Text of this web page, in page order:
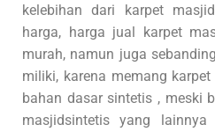
kelebihan dari karpet
harga, harga jual karpet
murah, namun juga
miliki, karena memang
bahan dasar sintetis , meski
masjidsintetis yang